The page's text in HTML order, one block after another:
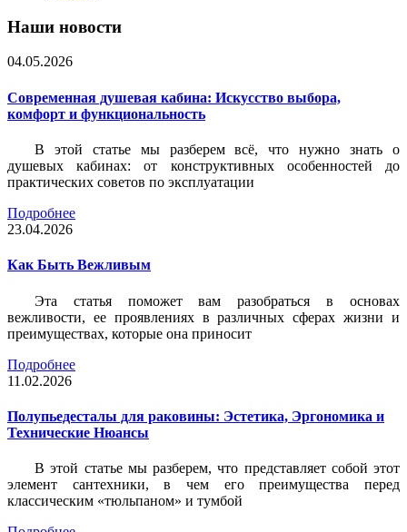
Наши новости
04.05.2026
Современная душевая кабина: Искусство выбора,
комфорт и функциональность
В этой статье мы разберем всё, что нужно знать о
душевых кабинах: от конструктивных особенностей до
практических советов по эксплуатации
Подробнее
23.04.2026
Как Быть Вежливым
Эта статья поможет вам разобраться в основах
вежливости, ее проявлениях в различных сферах жизни и
преимуществах, которые она приносит
Подробнее
11.02.2026
Полупьедесталы для раковины: Эстетика, Эргономика и
Технические Нюансы
В этой статье мы разберем, что представляет собой этот
элемент сантехники, в чем его преимущества перед
классическим «тюльпаном» и тумбой